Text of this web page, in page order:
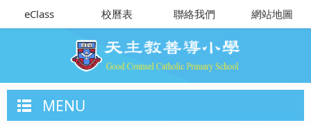
eClass 校曆表 聯絡我們 網站地圖
MENU